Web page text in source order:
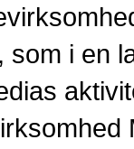
som i en